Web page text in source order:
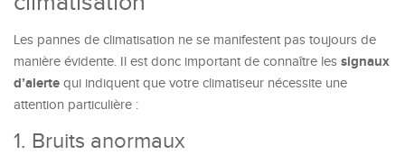
Les pannes de climatisation ne se manifestent pas toujours de
manière évidente. Il est donc important de connaître les signaux
d’alerte qui indiquent que votre climatiseur nécessite une
attention particulière :
1. Bruits anormaux